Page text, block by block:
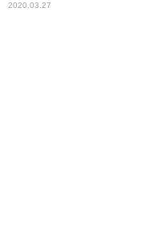
2020.03.27